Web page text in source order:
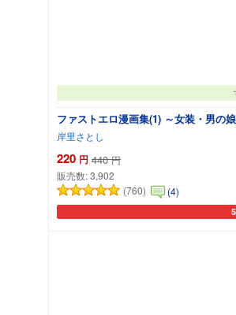
ファストエロ漫画集(1) ～女装・男の
岸里さとし
220 円 440 円
販売数:3,902
(760)
(4)
カ